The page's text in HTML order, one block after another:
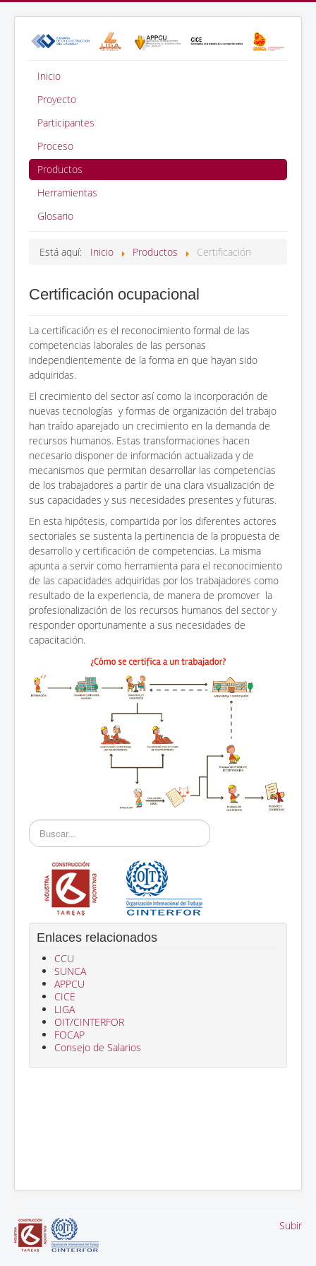
Inicio
Proyecto
Participantes
Proceso
Productos
Herramientas
Glosario
Está aquí: Inicio Productos Certificación
Certificación ocupacional
La certificación es el reconocimiento formal de las
competencias laborales de las personas
independientemente de la forma en que hayan sido
adquiridas.
El crecimiento del sector así como la incorporación de
nuevas tecnologías y formas de organización del trabajo
han traído aparejado un crecimiento en la demanda de
recursos humanos. Estas transformaciones hacen
necesario disponer de información actualizada y de
mecanismos que permitan desarrollar las competencias
de los trabajadores a partir de una clara visualización de
sus capacidades y sus necesidades presentes y futuras.
En esta hipótesis, compartida por los diferentes actores
sectoriales se sustenta la pertinencia de la propuesta de
desarrollo y certificación de competencias. La misma
apunta a servir como herramienta para el reconocimiento
de las capacidades adquiridas por los trabajadores como
resultado de la experiencia, de manera de promover la
profesionalización de los recursos humanos del sector y
responder oportunamente a sus necesidades de
capacitación.
Buscar...
Enlaces relacionados
CCU
SUNCA
APPCU
CICE
LIGA
OIT/CINTERFOR
FOCAP
Consejo de Salarios
Subir